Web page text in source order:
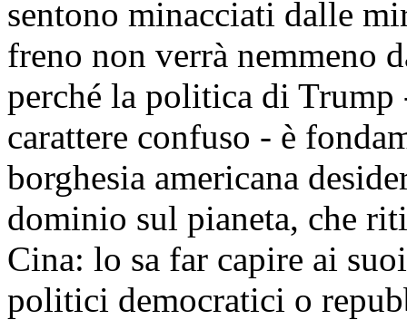
sentono minacciati dalle
freno non verrà nemmeno
perché la politica di Trump
carattere confuso - è
borghesia americana
dominio sul pianeta, che
Cina: lo sa far capire ai
politici democratici o